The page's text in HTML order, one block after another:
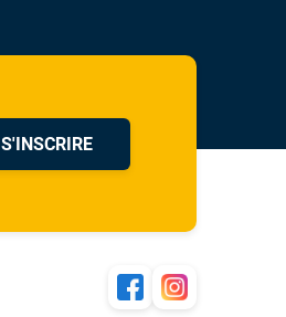
S'INSCRIRE